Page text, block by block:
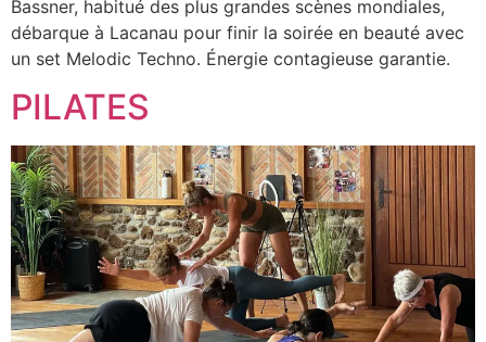
Bassner, habitué des plus grandes scènes mondiales,
débarque à Lacanau pour finir la soirée en beauté avec
un set Melodic Techno. Énergie contagieuse garantie.
PILATES